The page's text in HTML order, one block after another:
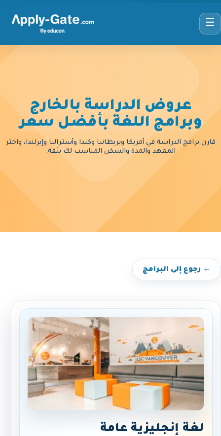
☰
عروض الدراسة بالخارج
وبرامج اللغة بأفضل سعر
قارن برامج الدراسة في أمريكا وبريطانيا وكندا وأستراليا وإيرلندا، واختر
المعهد والمدة والسكن المناسب لك بثقة.
← رجوع إلى البرامج
لغة إنجليزية عامة